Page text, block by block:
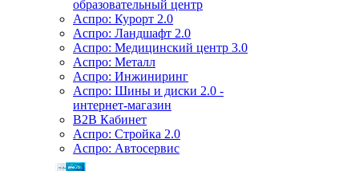
образовательный центр
Аспро: Курорт 2.0
Аспро: Ландшафт 2.0
Аспро: Медицинский центр 3.0
Аспро: Металл
Аспро: Инжиниринг
Аспро: Шины и диски 2.0 -
интернет-магазин
B2B Кабинет
Аспро: Стройка 2.0
Аспро: Автосервис